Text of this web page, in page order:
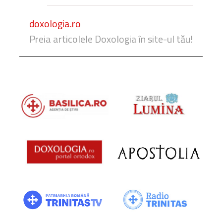
doxologia.ro
Preia articolele Doxologia în site-ul tău!